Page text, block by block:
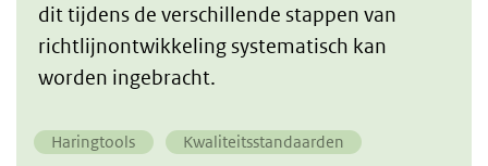
dit tijdens de verschillende stappen van
richtlijnontwikkeling systematisch kan
worden ingebracht.
Haringtools Kwaliteitsstandaarden